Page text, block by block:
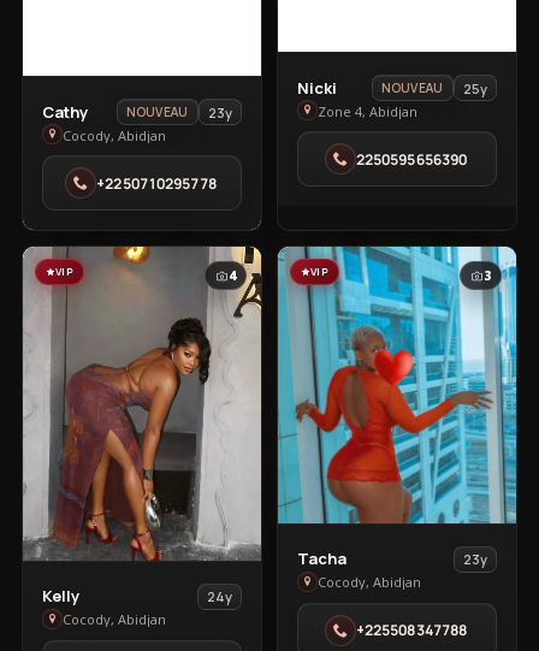
View
Cathy
in
Cocody
Cathy NOUVEAU
23y
Cocody, Abidjan
+2250710295778
View
Nicki
in
Zone
4
Nicki NOUVEAU
25y
Zone 4, Abidjan
2250595656390
VIP 4
View
Kelly
Kelly
24y
Cocody, Abidjan
VIP 3
View
Tacha
in
Cocody
Tacha
23y
Cocody, Abidjan
+225508347788